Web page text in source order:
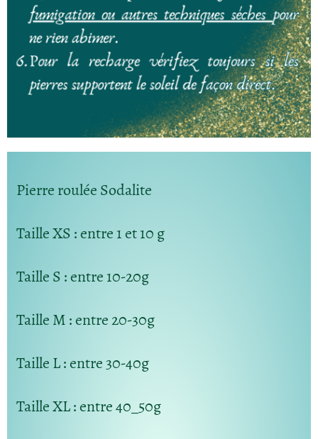
Pierre roulée Sodalite
Taille XS: entre 1 et 10 g
Taille S :entre 10-20g
Taille M: entre 20-30g
Taille L: entre 30-40g
Taille XL: entre 40_50g